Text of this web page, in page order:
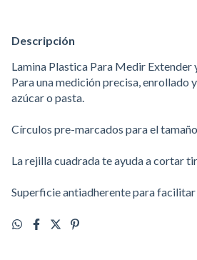
Descripción
Lamina Plastica Para Medir Extender
Para una medición precisa, enrollado
azúcar o pasta.
Círculos pre-marcados para el
La rejilla cuadrada te ayuda a cortar
Superficie antiadherente para